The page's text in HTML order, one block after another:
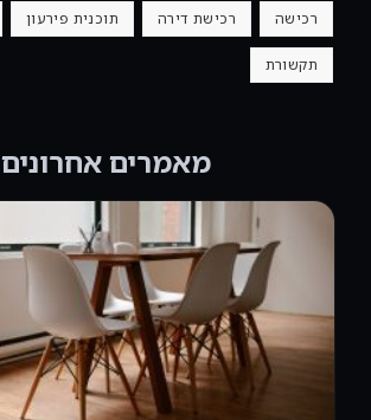
רכישה רכישת דירה תוכנית פירעון
תקשורת
מאמרים אחרונים